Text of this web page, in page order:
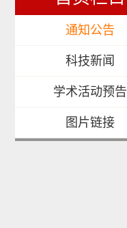
通知公告
科技新闻
学术活动预告
图片链接